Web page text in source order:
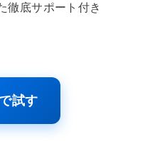
徹底サポート付き
試す